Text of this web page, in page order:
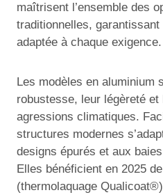
maîtrisent l’ensemble des
traditionnelles,
adaptée à chaque exigence.
Les modèles en aluminium
robustesse, leur légèreté
agressions climatiques.
structures modernes
designs épurés et aux
Elles bénéficient en 2025
(thermolaquage